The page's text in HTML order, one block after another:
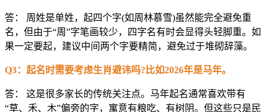
答： 周姓是单姓，起四个字(如周林慕雪)虽然能完全避免重
名，但由于“周”字笔画较少，四字名有时会显得头轻脚重。如
果一定要起，建议中间两个字要精简，避免过于堆砌辞藻。
Q3：起名时需要考虑生肖避讳吗?比如2026年是马年。
答： 这是很多家长的传统关注点。马年起名通常喜欢带有
“草、禾、木”偏旁的字，寓意有粮吃、有树阴。但这些只是民